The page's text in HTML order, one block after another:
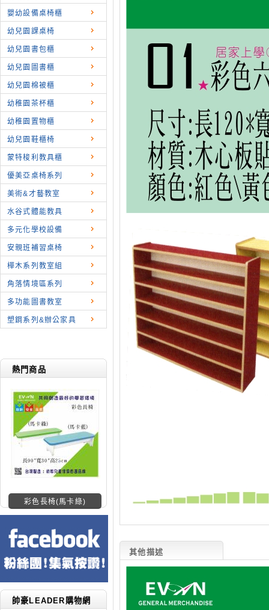
嬰幼設備桌椅櫃
幼兒園課桌椅
幼兒園書包櫃
幼兒園圖書櫃
幼兒園棉被櫃
幼稚園茶杯櫃
幼稚園置物櫃
幼兒園鞋櫃椅
蒙特梭利教具櫃
優美亞桌椅系列
美術&才藝教室
水谷式體能教具
多元化學校設備
安親班補習桌椅
樺木系列教室組
角落情境區系列
多功能圖書教室
塑鋼系列&辦公家具
熱門商品
彩色長椅(馬卡綠)
帥豪LEADER購物網
其他描述